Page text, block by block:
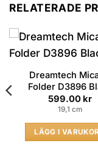
RELATERADE
Dreamtech
Folder D3896
599.00 kr
19,1 cm
LÄGG I